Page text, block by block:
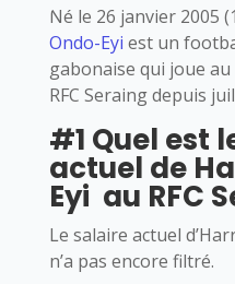
Né le 26 janvier 2005
Ondo-Eyi est un
gabonaise qui joue
RFC Seraing depuis
#1 Quel est
actuel de
Eyi au RFC
Le salaire actuel
n’a pas encore filtré.